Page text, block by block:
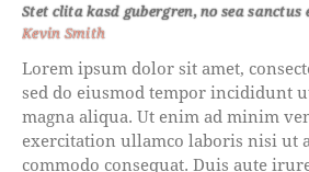
Stet clita kasd gubergren, no sea sanctus
Kevin Smith
Lorem ipsum dolor sit amet,
sed do eiusmod tempor incididunt
magna aliqua. Ut enim ad minim
exercitation ullamco laboris nisi ut
commodo consequat. Duis aute